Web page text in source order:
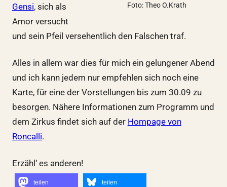
Foto: Theo O.Krath
Gensi, sich als
Amor versucht
und sein Pfeil versehentlich den Falschen traf.
Alles in allem war dies für mich ein gelungener Abend
und ich kann jedem nur empfehlen sich noch eine
Karte, für eine der Vorstellungen bis zum 30.09 zu
besorgen. Nähere Informationen zum Programm und
dem Zirkus findet sich auf der Hompage von
Roncalli.
Erzähl‘ es anderen!
teilen teilen